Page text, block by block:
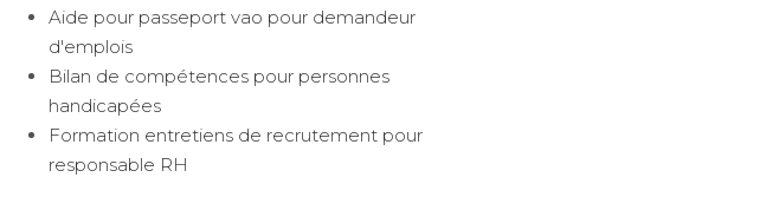
Aide pour passeport vao pour demandeur
d'emplois
Bilan de compétences pour personnes
handicapées
Formation entretiens de recrutement pour
responsable RH